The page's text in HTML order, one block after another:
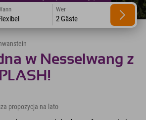
Wer
2 Gäste
w Nesselwang z
propozycja na lato